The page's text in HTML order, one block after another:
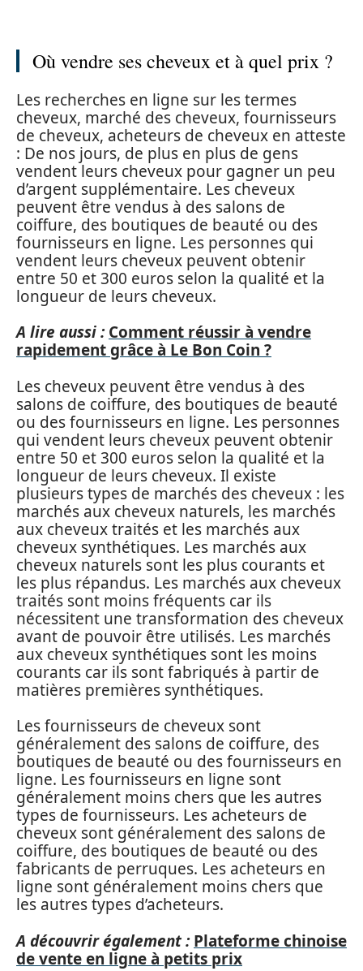
Où vendre ses cheveux et à quel prix ?
Les recherches en ligne sur les termes
cheveux, marché des cheveux, fournisseurs
de cheveux, acheteurs de cheveux en atteste
: De nos jours, de plus en plus de gens
vendent leurs cheveux pour gagner un peu
d’argent supplémentaire. Les cheveux
peuvent être vendus à des salons de
coiffure, des boutiques de beauté ou des
fournisseurs en ligne. Les personnes qui
vendent leurs cheveux peuvent obtenir
entre 50 et 300 euros selon la qualité et la
longueur de leurs cheveux.
A lire aussi : Comment réussir à vendre
rapidement grâce à Le Bon Coin ?
Les cheveux peuvent être vendus à des
salons de coiffure, des boutiques de beauté
ou des fournisseurs en ligne. Les personnes
qui vendent leurs cheveux peuvent obtenir
entre 50 et 300 euros selon la qualité et la
longueur de leurs cheveux. Il existe
plusieurs types de marchés des cheveux : les
marchés aux cheveux naturels, les marchés
aux cheveux traités et les marchés aux
cheveux synthétiques. Les marchés aux
cheveux naturels sont les plus courants et
les plus répandus. Les marchés aux cheveux
traités sont moins fréquents car ils
nécessitent une transformation des cheveux
avant de pouvoir être utilisés. Les marchés
aux cheveux synthétiques sont les moins
courants car ils sont fabriqués à partir de
matières premières synthétiques.
Les fournisseurs de cheveux sont
généralement des salons de coiffure, des
boutiques de beauté ou des fournisseurs en
ligne. Les fournisseurs en ligne sont
généralement moins chers que les autres
types de fournisseurs. Les acheteurs de
cheveux sont généralement des salons de
coiffure, des boutiques de beauté ou des
fabricants de perruques. Les acheteurs en
ligne sont généralement moins chers que
les autres types d’acheteurs.
A découvrir également : Plateforme chinoise
de vente en ligne à petits prix